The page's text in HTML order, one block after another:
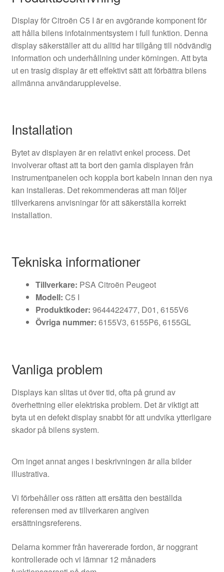
Display för Citroën C5 I är en avgörande komponent för
att hålla bilens infotainmentsystem i full funktion. Denna
display säkerställer att du alltid har tillgång till nödvändig
information och underhållning under körningen. Att byta
ut en trasig display är ett effektivt sätt att förbättra bilens
allmänna användarupplevelse.
Installation
Bytet av displayen är en relativt enkel process. Det
involverar oftast att ta bort den gamla displayen från
instrumentpanelen och koppla bort kabeln innan den nya
kan installeras. Det rekommenderas att man följer
tillverkarens anvisningar för att säkerställa korrekt
installation.
Tekniska informationer
Tillverkare: PSA Citroën Peugeot
Modell: C5 I
Produktkoder: 9644422477, D01, 6155V6
Övriga nummer: 6155V3, 6155P6, 6155GL
Vanliga problem
Displays kan slitas ut över tid, ofta på grund av
överhettning eller elektriska problem. Det är viktigt att
byta ut en defekt display snabbt för att undvika ytterligare
skador på bilens system.
Om inget annat anges i beskrivningen är alla bilder
illustrativa.
Vi förbehåller oss rätten att ersätta den beställda
referensen med av tillverkaren angiven
ersättningsreferens.
Delarna kommer från havererade fordon, är noggrant
kontrollerade och vi lämnar 12 månaders